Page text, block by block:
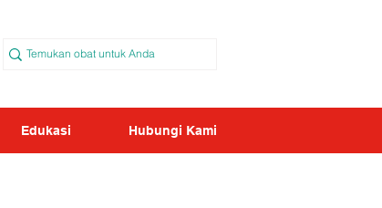
Edukasi Hubungi Kami